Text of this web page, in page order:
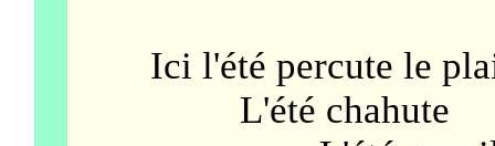
Ici l'été percute le
L'été chahute